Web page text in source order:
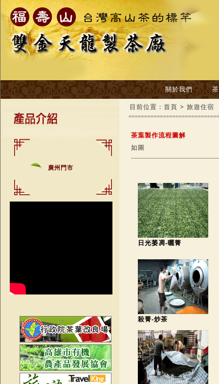
‧ 關於我們 ‧ ‧
廣州門市
目前位置： 首頁 > 旅遊住宿
茶葉製作流程圖解
如圖
日光萎凋-曬菁
殺菁-炒茶